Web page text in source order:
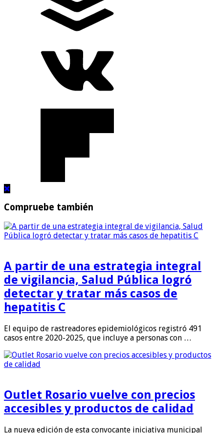
Compruebe también
A partir de una estrategia integral
de vigilancia, Salud Pública logró
detectar y tratar más casos de
hepatitis C
El equipo de rastreadores epidemiológicos registró 491
casos entre 2020-2025, que incluye a personas con …
Outlet Rosario vuelve con precios
accesibles y productos de calidad
La nueva edición de esta convocante iniciativa municipal